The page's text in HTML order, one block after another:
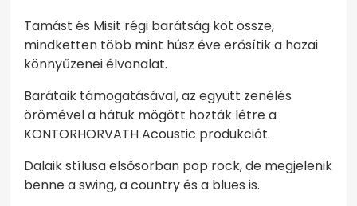
Tamást és Misit régi barátság köt össze,
mindketten több mint húsz éve erősítik a hazai
könnyűzenei élvonalat.
Barátaik támogatásával, az együtt zenélés
örömével a hátuk mögött hozták létre a
KONTORHORVATH Acoustic produkciót.
Dalaik stílusa elsősorban pop rock, de megjelenik
benne a swing, a country és a blues is.